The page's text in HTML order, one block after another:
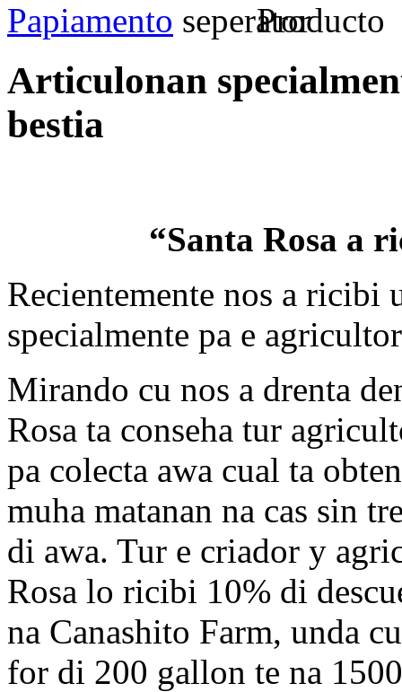
Papiamento
Producto
Articulonan
bestia
“Santa Rosa a
Recientemente nos a ricibi
specialmente pa e
Mirando cu nos a drenta
Rosa ta conseha tur
pa colecta awa cual ta
muha matanan na cas sin
di awa. Tur e criador y
Rosa lo ricibi 10% di
na Canashito Farm, unda
for di 200 gallon te na